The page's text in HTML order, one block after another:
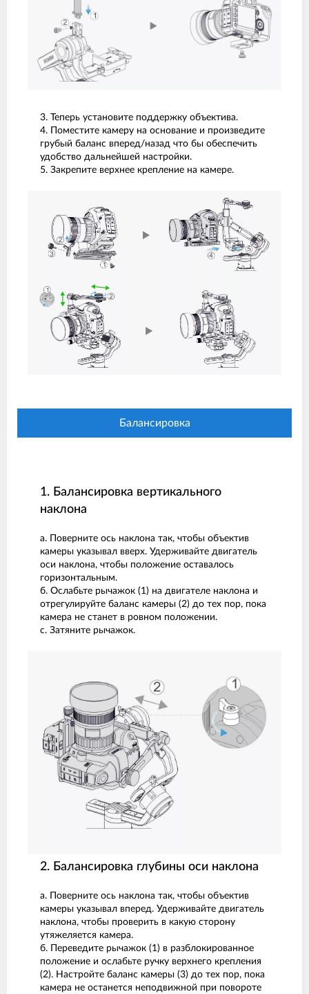
3. Теперь установите поддержку объектива.
4. Поместите камеру на основание и произведите
грубый баланс вперед/назад что бы обеспечить
удобство дальнейшей настройки.
5. Закрепите верхнее крепление на камере.
Балансировка
1. Балансировка вертикального
наклона
а. Поверните ось наклона так, чтобы объектив
камеры указывал вверх. Удерживайте двигатель
оси наклона, чтобы положение оставалось
горизонтальным.
б. Ослабьте рычажок (1) на двигателе наклона и
отрегулируйте баланс камеры (2) до тех пор, пока
камера не станет в ровном положении.
с. Затяните рычажок.
2. Балансировка глубины оси наклона
а. Поверните ось наклона так, чтобы объектив
камеры указывал вперед. Удерживайте двигатель
наклона, чтобы проверить в какую сторону
утяжеляется камера.
б. Переведите рычажок (1) в разблокированное
положение и ослабьте ручку верхнего крепления
(2). Настройте баланс камеры (3) до тех пор, пока
камера не останется неподвижной при повороте